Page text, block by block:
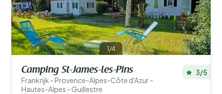
1/4
Camping St-James-les-Pins
Frankrijk - Provence-Alpes-Côte d'Azur -
Hautes-Alpes - Guillestre
3/5